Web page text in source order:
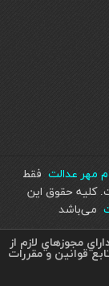
مهر عدالت فقط
کليه حقوق اين
می‌باشد
مجوزهاي لازم از
قوانين و مقررات